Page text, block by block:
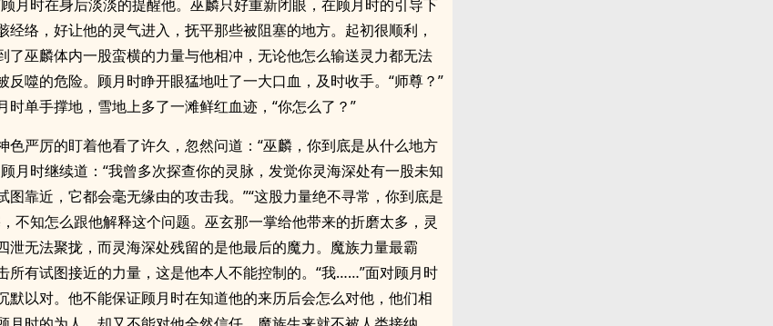
月时在身后淡淡的提醒他。巫麟只好重新闭眼，在顾月时的引导下
经络，好让他的灵气进入，抚平那些被阻塞的地方。起初很顺利，
了巫麟体内一股蛮横的力量与他相冲，无论他怎么输送灵力都无法
反噬的危险。顾月时睁开眼猛地吐了一大口血，及时收手。“师尊？”
时单手撑地，雪地上多了一滩鲜红血迹，“你怎么了？”
色严厉的盯着他看了许久，忽然问道：“巫麟，你到底是从什么地方
月时继续道：“我曾多次探查你的灵脉，发觉你灵海深处有一股未知
图靠近，它都会毫无缘由的攻击我。”“这股力量绝不寻常，你到底是
不知怎么跟他解释这个问题。巫玄那一掌给他带来的折磨太多，灵
泄无法聚拢，而灵海深处残留的是他最后的魔力。魔族力量最霸
所有试图接近的力量，这是他本人不能控制的。“我……”面对顾月时
默以对。他不能保证顾月时在知道他的来历后会怎么对他，他们相